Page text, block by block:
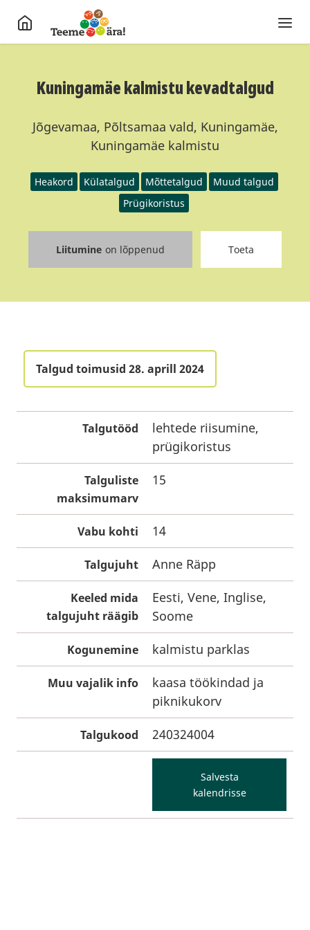
Kuningamäe kalmistu kevadtalgud
Jõgevamaa, Põltsamaa vald, Kuningamäe,
Kuningamäe kalmistu
Heakord Külatalgud Mõttetalgud
Muud talgud
Prügikoristus
Liitumine on lõppenud Toeta
Talgud toimusid 28. aprill 2024
Talgutööd
lehtede riisumine,
prügikoristus
Talguliste
maksimumarv
15
Vabu kohti 14
Talgujuht Anne Räpp
Keeled mida
talgujuht räägib
Eesti, Vene, Inglise,
Soome
Kogunemine kalmistu parklas
Muu vajalik info
kaasa töökindad ja
piknikukorv
Talgukood 240324004
Salvesta
kalendrisse